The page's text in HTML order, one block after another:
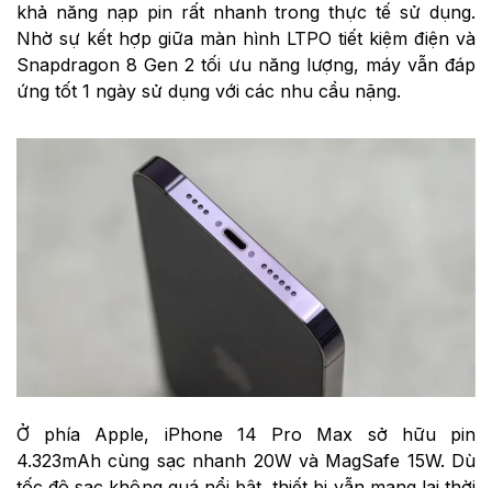
khả năng nạp pin rất nhanh trong thực tế sử dụng.
Nhờ sự kết hợp giữa màn hình LTPO tiết kiệm điện và
Snapdragon 8 Gen 2 tối ưu năng lượng, máy vẫn đáp
ứng tốt 1 ngày sử dụng với các nhu cầu nặng.
Ở phía Apple, iPhone 14 Pro Max sở hữu pin
4.323mAh cùng sạc nhanh 20W và MagSafe 15W. Dù